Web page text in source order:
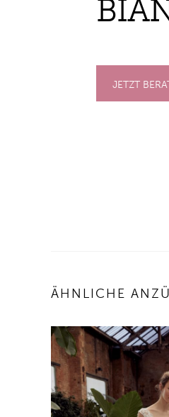
JETZT
ÄHNLICHE